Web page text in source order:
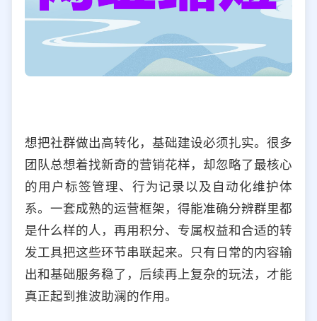
想把社群做出高转化，基础建设必须扎实。很多
团队总想着找新奇的营销花样，却忽略了最核心
的用户标签管理、行为记录以及自动化维护体
系。一套成熟的运营框架，得能准确分辨群里都
是什么样的人，再用积分、专属权益和合适的转
发工具把这些环节串联起来。只有日常的内容输
出和基础服务稳了，后续再上复杂的玩法，才能
真正起到推波助澜的作用。